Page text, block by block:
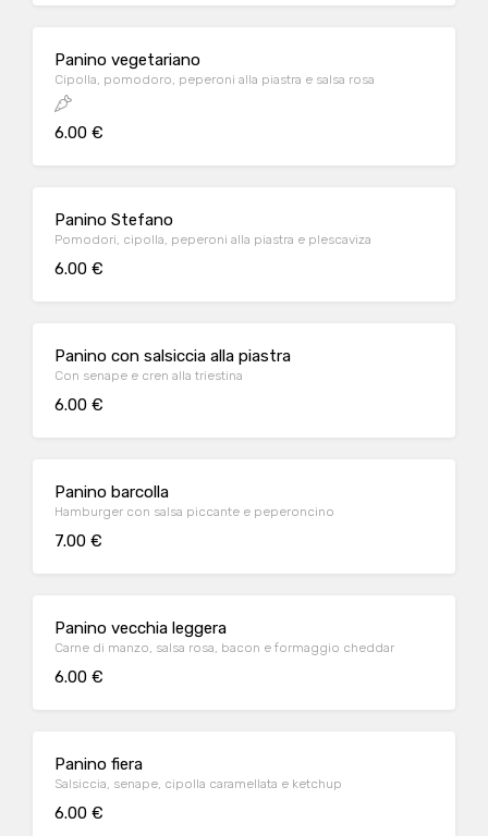
Panino vegetariano
Cipolla, pomodoro, peperoni alla piastra e salsa rosa
6.00 €
Panino Stefano
Pomodori, cipolla, peperoni alla piastra e plescaviza
6.00 €
Panino con salsiccia alla piastra
Con senape e cren alla triestina
6.00 €
Panino barcolla
Hamburger con salsa piccante e peperoncino
7.00 €
Panino vecchia leggera
Carne di manzo, salsa rosa, bacon e formaggio cheddar
6.00 €
Panino fiera
Salsiccia, senape, cipolla caramellata e ketchup
6.00 €